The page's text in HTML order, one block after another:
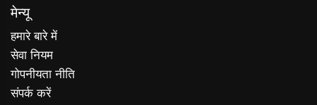
मेन्यू
हमारे बारे में
सेवा नियम
गोपनीयता नीति
संपर्क करें